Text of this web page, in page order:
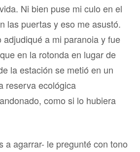
Ni bien puse mi culo en el
las puertas y eso me asustó.
adjudiqué a mi paranoia y fue
en la rotonda en lugar de
la estación se metió en un
reserva ecológica
como si lo hubiera
a agarrar- le pregunté con tono